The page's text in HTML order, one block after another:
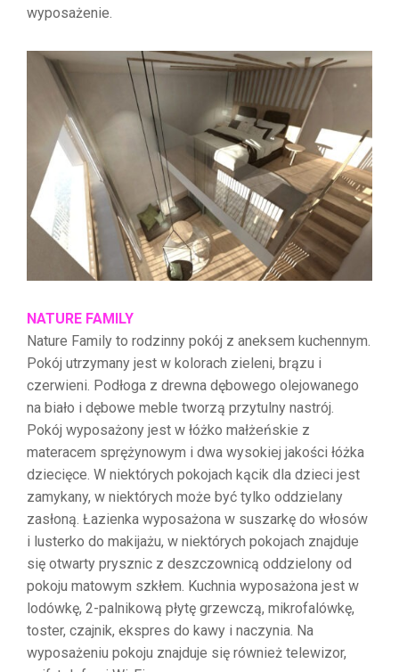
wyposażenie.
NATURE FAMILY
Nature Family to rodzinny pokój z aneksem kuchennym.
Pokój utrzymany jest w kolorach zieleni, brązu i
czerwieni. Podłoga z drewna dębowego olejowanego
na biało i dębowe meble tworzą przytulny nastrój.
Pokój wyposażony jest w łóżko małżeńskie z
materacem sprężynowym i dwa wysokiej jakości łóżka
dziecięce. W niektórych pokojach kącik dla dzieci jest
zamykany, w niektórych może być tylko oddzielany
zasłoną. Łazienka wyposażona w suszarkę do włosów
i lusterko do makijażu, w niektórych pokojach znajduje
się otwarty prysznic z deszczownicą oddzielony od
pokoju matowym szkłem. Kuchnia wyposażona jest w
lodówkę, 2-palnikową płytę grzewczą, mikrofalówkę,
toster, czajnik, ekspres do kawy i naczynia. Na
wyposażeniu pokoju znajduje się również telewizor,